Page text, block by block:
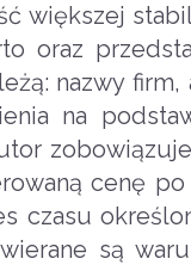
większej
oraz
nazwy
na
cenę
czasu
są